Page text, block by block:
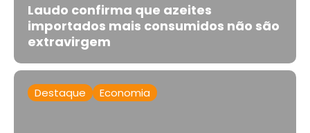
Laudo confirma que azeites
importados mais consumidos não são
extravirgem
Destaque Economia